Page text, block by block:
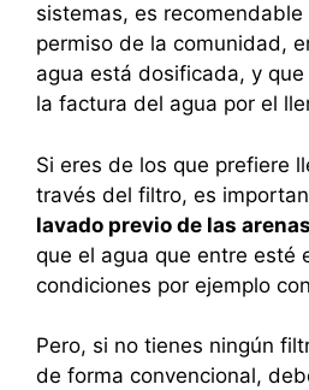
sistemas, es
permiso de la comunidad,
agua está dosificada, y
la factura del agua por el
Si eres de los que prefiere
través del filtro, es
lavado previo de las
que el agua que entre esté
condiciones por ejemplo
Pero, si no tienes ningún
de forma convencional,